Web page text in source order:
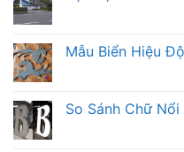
Mẫu Biển Hiệu
So Sánh Chữ